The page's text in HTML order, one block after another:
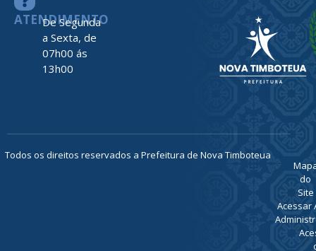
ATENDIMENTO
De Segunda
a Sexta, de
07h00 ás
13h00
Todos os direitos reservados a Prefeitura de Nova Timboteua
do
Site
Acessar